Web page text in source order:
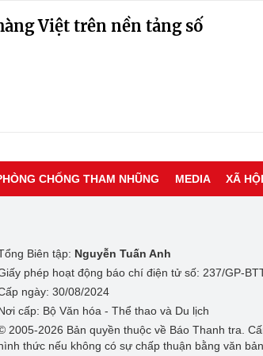
Việt trên nền tảng số
CHỐNG THAM NHŨNG MEDIA XÃ HỘI
Biên tập: Nguyễn Tuấn Anh
phép hoạt động báo chí điện tử số: 237/GP-
ngày: 30/08/2024
cấp: Bộ Văn hóa - Thể thao và Du lịch
2005-2026 Bản quyền thuộc về Báo Thanh tra.
thức nếu không có sự chấp thuận bằng văn bản.